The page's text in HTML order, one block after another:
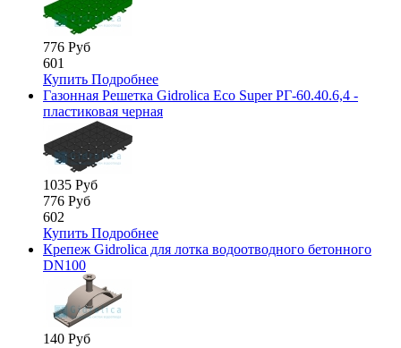
776 Руб
601
Купить Подробнее
Газонная Решетка Gidrolica Eco Super РГ-60.40.6,4 -
пластиковая черная
1035 Руб
776 Руб
602
Купить Подробнее
Крепеж Gidrolica для лотка водоотводного бетонного
DN100
140 Руб